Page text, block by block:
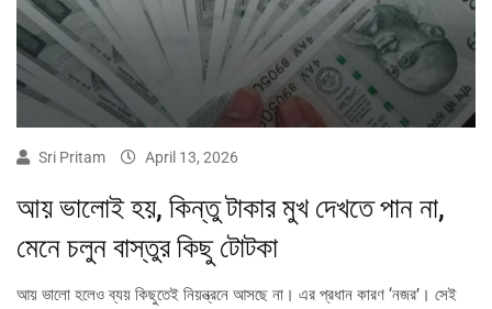
Sri Pritam April 13, 2026
আয় ভালোই হয়, কিন্তু টাকার মুখ দেখতে পান না,
মেনে চলুন বাস্তুর কিছু টোটকা
আয় ভালো হলেও ব্যয় কিছুতেই নিয়ন্ত্রনে আসছে না। এর প্রধান কারণ ‘নজর’। সেই